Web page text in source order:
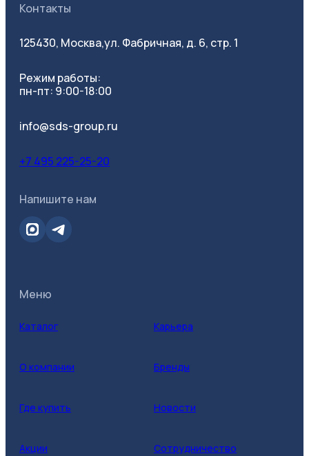
Контакты
125430, Москва,ул. Фабричная, д. 6, стр. 1
Режим работы:
пн-пт: 9:00-18:00
info@sds-group.ru
+7 495 225-25-20
Напишите нам
Меню
Каталог Карьера
О компании Бренды
Где купить Новости
Акции Сотрудничество